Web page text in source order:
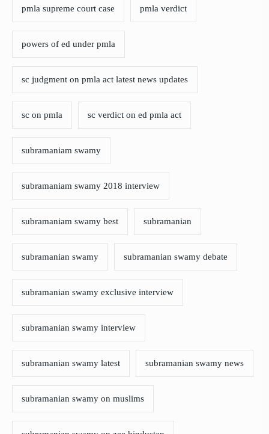
pmla supreme court case pmla verdict
powers of ed under pmla
sc judgment on pmla act latest news updates
sc on pmla sc verdict on ed pmla act
subramaniam swamy
subramaniam swamy 2018 interview
subramaniam swamy best subramanian
subramanian swamy subramanian swamy debate
subramanian swamy exclusive interview
subramanian swamy interview
subramanian swamy latest subramanian swamy news
subramanian swamy on muslims